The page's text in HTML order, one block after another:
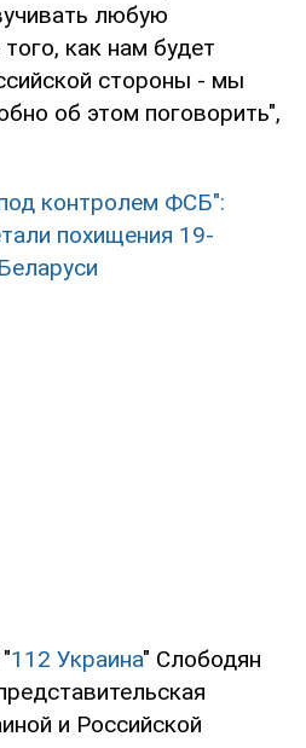
любую
как нам будет
стороны - мы
об этом поговорить",
контролем ФСБ":
похищения 19-
112 Украина" Слободян
и Российской